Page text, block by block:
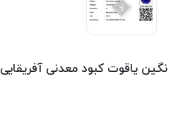
نگین یاقوت کبود معدنی آفریقایی